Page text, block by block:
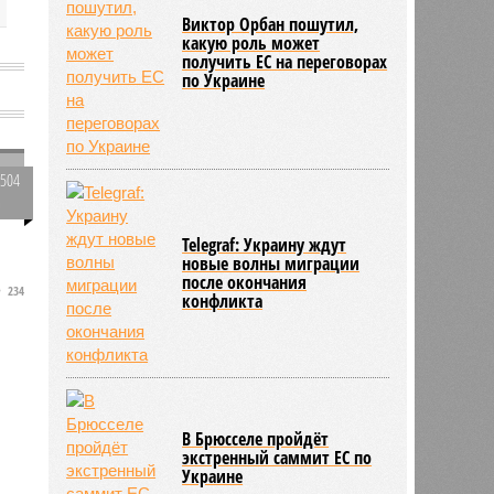
234
Виктор Орбан пошутил,
какую роль может
получить ЕС на переговорах
по Украине
Telegraf: Украину ждут
новые волны миграции
после окончания
конфликта
В Брюсселе пройдёт
экстренный саммит ЕС по
Украине